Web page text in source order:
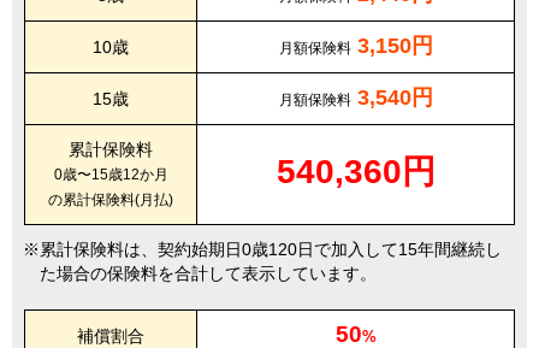
10歳 月額保険料 3,150円
15歳 月額保険料 3,540円
累計保険料
0歳〜15歳12か月
の累計保険料(月払)
540,360円
累計保険料は、契約始期日0歳120日で加入して15年間継続し
た場合の保険料を合計して表示しています。
補償割合 50%